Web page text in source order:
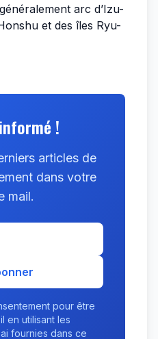
arc d’Izu-
et des îles Ryu-
!
articles de
dans votre
mail.
pour être
en utilisant les
fournies dans ce